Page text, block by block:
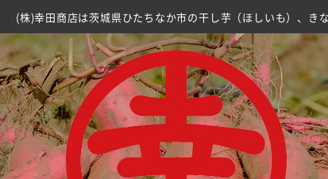
(株)幸田商店は茨城県ひたちなか市の干し芋（ほしいも）、き